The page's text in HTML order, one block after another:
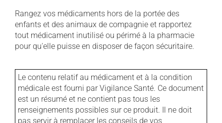
Rangez vos médicaments hors de la portée des
enfants et des animaux de compagnie et rapportez
tout médicament inutilisé ou périmé à la pharmacie
pour qu'elle puisse en disposer de façon sécuritaire.
Le contenu relatif au médicament et à la condition
médicale est fourni par Vigilance Santé. Ce document
est un résumé et ne contient pas tous les
renseignements possibles sur ce produit. Il ne doit
pas servir à remplacer les conseils de vos